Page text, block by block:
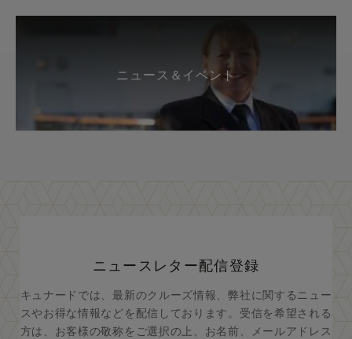
ニュース＆イベント
ニュースレター配信登録
キュナードでは、最新のクルーズ情報、弊社に関するニュー
スやお得な情報などを配信しております。受信を希望される
方は、お客様の敬称をご選択の上、お名前、メールアドレス